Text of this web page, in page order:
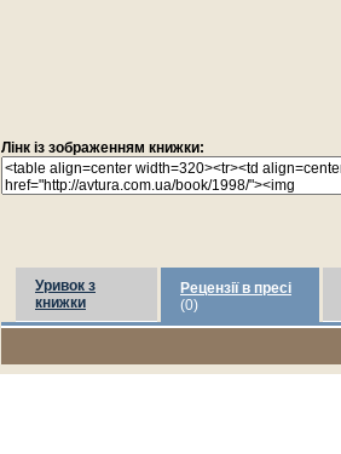
Лінк із зображенням книжки:
Уривок з
книжки
Рецензії в пресі
(0)